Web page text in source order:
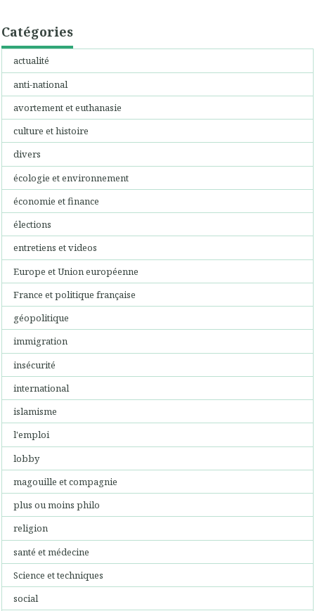
Catégories
actualité
anti-national
avortement et euthanasie
culture et histoire
divers
écologie et environnement
économie et finance
élections
entretiens et videos
Europe et Union européenne
France et politique française
géopolitique
immigration
insécurité
international
islamisme
l'emploi
lobby
magouille et compagnie
plus ou moins philo
religion
santé et médecine
Science et techniques
social